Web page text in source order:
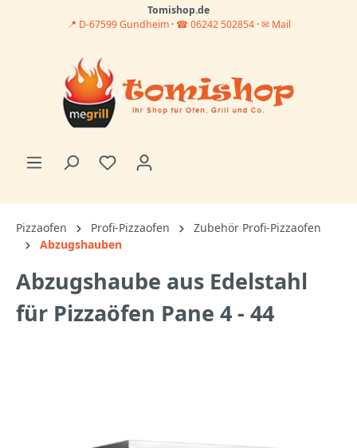
Tomishop.de
📍 D-67599 Gundheim · ☎ 06242 502854·✉ Mail
Pizzaofen Profi-Pizzaofen
Zubehör Profi-Pizzaofen
Abzugshauben
Abzugshaube aus Edelstahl
für Pizzaöfen Pane 4 - 44